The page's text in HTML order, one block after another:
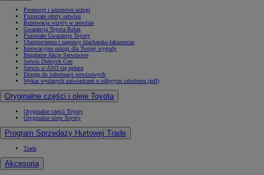
Promocje i sezonowe usługi
Pozostałe oferty serwisu
Rezerwacja wizyty w serwisie
Gwarancja Toyota Relax
Pozostałe Gwarancje Toyoty
Ubezpieczenia i naprawy blacharsko-lakiernicze
Innowacyjne usługi dla Twojej wygody
Bezpłatne Akcje Serwisowe
Serwis Dobrych Cen
Serwis w ASO się opłaca
Dostęp do informacji serwisowych
Wykaz wydanych zaświadczeń o odbytym szkoleniu (pdf)
Oryginalne części i oleje Toyota
Oryginalne części Toyoty
Oryginalne oleje Toyoty
Program Sprzedaży Hurtowej Trade
Trade
Akcesoria